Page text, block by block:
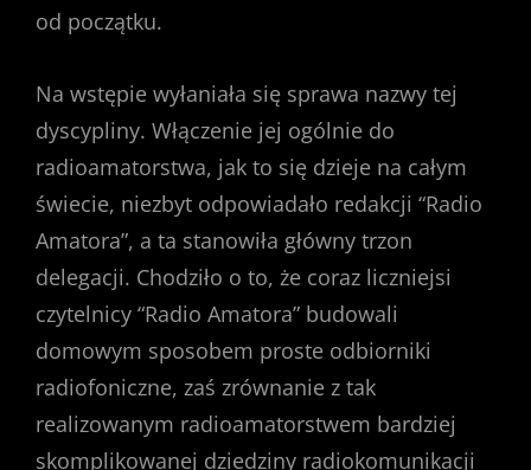
od początku.
Na wstępie wyłaniała się sprawa nazwy tej
dyscypliny. Włączenie jej ogólnie do
radioamatorstwa, jak to się dzieje na całym
świecie, niezbyt odpowiadało redakcji “Radio
Amatora”, a ta stanowiła główny trzon
delegacji. Chodziło o to, że coraz liczniejsi
czytelnicy “Radio Amatora” budowali
domowym sposobem proste odbiorniki
radiofoniczne, zaś zrównanie z tak
realizowanym radioamatorstwem bardziej
skomplikowanej dziedziny radiokomunikacji